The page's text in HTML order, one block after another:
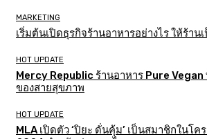
MARKETING
เริ่มต้นเปิดธุรกิจร้านอาหารอย่างไร ให้ร้า
HOT UPDATE
Mercy Republic ร้านอาหาร Pure
ของสายสุขภาพ
HOT UPDATE
MLA เปิดตัว ‘ปิยะ ดั่นคุ้ม’ เป็นสมาชิกในโ